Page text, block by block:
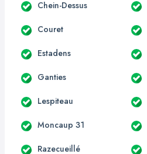
Chein-Dessus
Couret
Estadens
Ganties
Lespiteau
Moncaup 31
Razecueillé